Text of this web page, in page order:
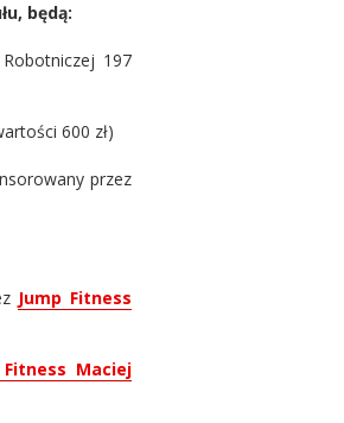
będą:
197
600 zł)
przez
Jump Fitness
Fitness Maciej